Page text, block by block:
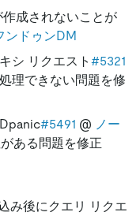
成されないことが
ンドゥンDM
シ リクエスト #5321
理できない問題を修
#5491 @ ノー
ある問題を修正
み後にクエリ リクエ